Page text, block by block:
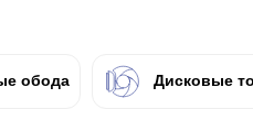
обода Дисковые
Остались